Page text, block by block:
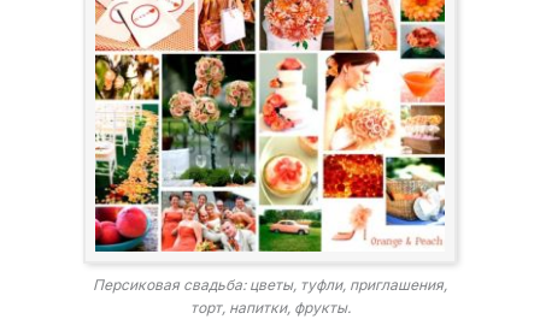
Персиковая свадьба: цветы, туфли, приглашения,
торт, напитки, фрукты.